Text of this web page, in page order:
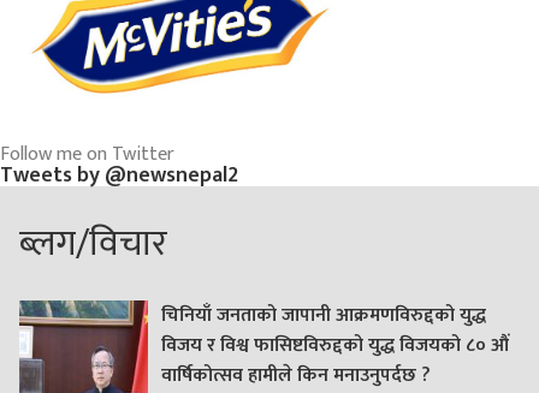
Follow me on Twitter
Tweets by @newsnepal2
ब्लग/विचार
चिनियाँ जनताको जापानी आक्रमणविरुद्दको युद्ध
विजय र विश्व फासिष्टविरुद्दको युद्ध विजयको ८० औं
वार्षिकोत्सव हामीले किन मनाउनुपर्दछ ?